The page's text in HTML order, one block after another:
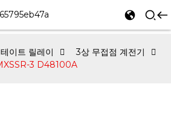
이트 릴레이
3상 무접점 계전기
3 D48100A